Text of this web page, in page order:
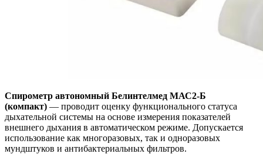
Спирометр автономный Белинтелмед МАС2-Б
(компакт) — проводит оценку функционального статуса
дыхательной системы на основе измерения показателей
внешнего дыхания в автоматическом режиме. Допускается
использование как многоразовых, так и одноразовых
мундштуков и антибактериальных фильтров.